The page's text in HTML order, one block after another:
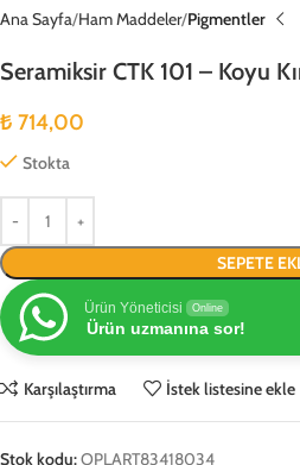
Ana Sayfa Ham Maddeler Pigmentler
Seramiksir CTK 101 – Koyu
₺ 714,00
Stokta
SEPETE
Ürün Yöneticisi Online
Ürün uzmanına sor!
Karşılaştırma İstek listesine ekle
Stok kodu:OPLART83418034